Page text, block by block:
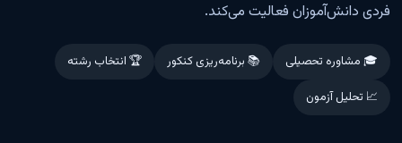
فردی دانش‌آموزان فعالیت می‌کند.
🎓 مشاوره تحصیلی 📚 برنامه‌ریزی کنکور
🏆 انتخاب رشته
📈 تحلیل آزمون